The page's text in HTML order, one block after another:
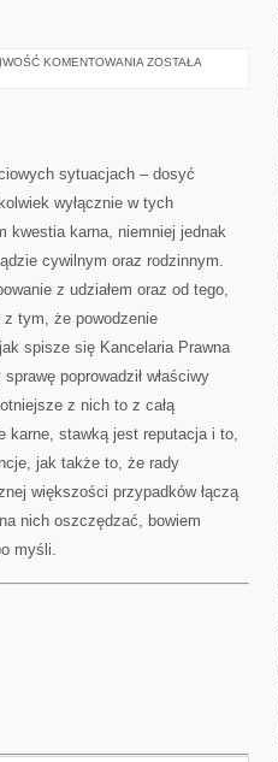
KOMENTOWANIA JAK
SPRAWĘ
Z
PRAWO,
POWODU
SWOICH
POSZCZEGÓLNYCH
PRZEPISÓW
JEST
ŁATWE
ZOSTAŁA
sytuacjach – dosyć
wyłącznie w tych
kwestia karna, niemniej jednak
cywilnym oraz rodzinnym.
z udziałem oraz od tego,
tym, że powodzenie
spisze się Kancelaria Prawna
poprowadził właściwy
z nich to z całą
karne, stawką jest reputacja i to,
jak także to, że rady
większości przypadków łączą
nich oszczędzać, bowiem
myśli.